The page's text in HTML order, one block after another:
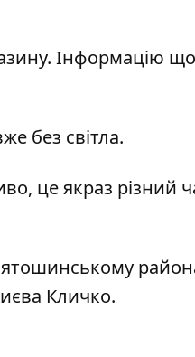
Інформацію
без світла.
це якраз різний
Кличко.